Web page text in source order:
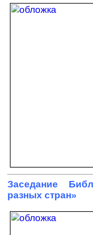
Заседание
разных стран»